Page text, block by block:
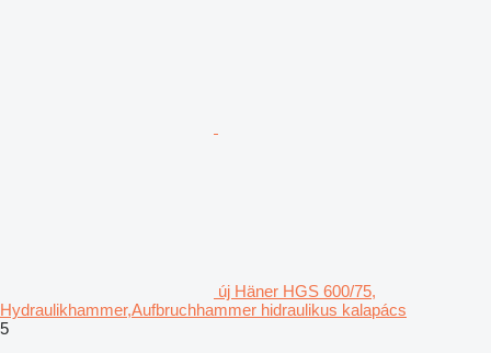
új Häner HGS 600/75,
Hydraulikhammer,Aufbruchhammer hidraulikus kalapács
5